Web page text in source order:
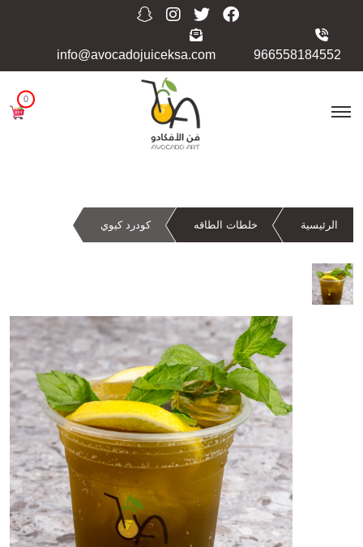
966558184552
info@avocadojuiceksa.com
0
الرئيسية خلطات الطاقه كودرد كيوي